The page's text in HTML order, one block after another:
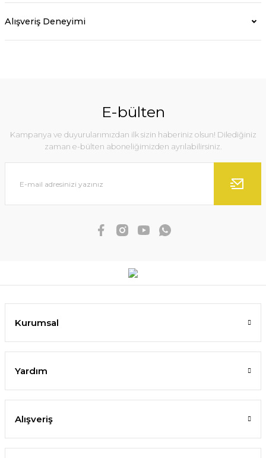
Alışveriş Deneyimi
E-bülten
Kampanya ve duyurularımızdan ilk sizin haberiniz olsun! Dilediğiniz
zaman e-bülten aboneliğimizden ayrılabilirsiniz.
Kurumsal
Yardım
Alışveriş